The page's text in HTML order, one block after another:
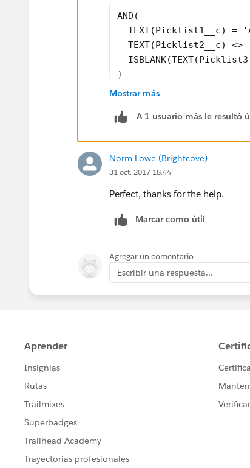
AND(
TEXT(Picklist1__c) =
TEXT(Picklist2__c)
)
Mostrar más
A 1 usuario más le resultó
Norm Lowe (Brightcove)
31 oct. 2017 18:44
Perfect, thanks for the help.
Marcar como útil
Agregar un comentario
Escribir una respuesta...